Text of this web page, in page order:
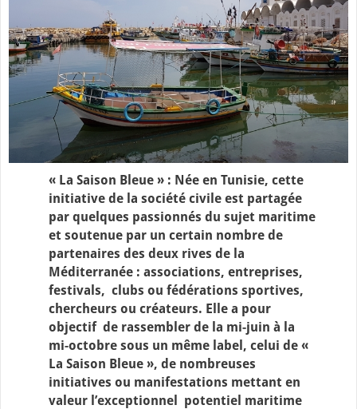
« La Saison Bleue » : Née en Tunisie, cette
initiative de la société civile est partagée
par quelques passionnés du sujet maritime
et soutenue par un certain nombre de
partenaires des deux rives de la
Méditerranée : associations, entreprises,
festivals, clubs ou fédérations sportives,
chercheurs ou créateurs. Elle a pour
objectif de rassembler de la mi-juin à la
mi-octobre sous un même label, celui de «
La Saison Bleue », de nombreuses
initiatives ou manifestations mettant en
valeur l’exceptionnel potentiel maritime